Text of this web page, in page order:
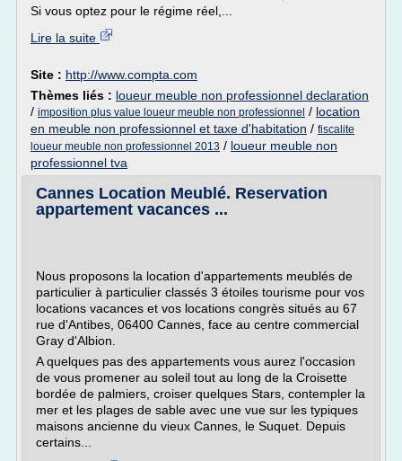
Si vous optez pour le régime réel,...
Lire la suite
Site : http://www.compta.com
Thèmes liés : loueur meuble non professionnel declaration
/ imposition plus value loueur meuble non professionnel / location
en meuble non professionnel et taxe d'habitation / fiscalite
loueur meuble non professionnel 2013 / loueur meuble non
professionnel tva
Cannes Location Meublé. Reservation
appartement vacances ...
Nous proposons la location d'appartements meublés de
particulier à particulier classés 3 étoiles tourisme pour vos
locations vacances et vos locations congrès situés au 67
rue d'Antibes, 06400 Cannes, face au centre commercial
Gray d'Albion.
A quelques pas des appartements vous aurez l'occasion
de vous promener au soleil tout au long de la Croisette
bordée de palmiers, croiser quelques Stars, contempler la
mer et les plages de sable avec une vue sur les typiques
maisons ancienne du vieux Cannes, le Suquet. Depuis
certains...